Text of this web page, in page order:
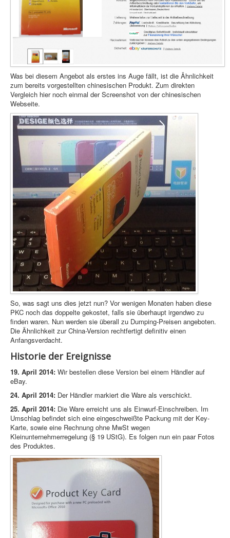
Was bei diesem Angebot als erstes ins Auge fällt, ist die Ähnlichkeit
zum bereits vorgestellten chinesischen Produkt. Zum direkten
Vergleich hier noch einmal der Screenshot von der chinesischen
Webseite.
So, was sagt uns dies jetzt nun? Vor wenigen Monaten haben diese
PKC noch das doppelte gekostet, falls sie überhaupt irgendwo zu
finden waren. Nun werden sie überall zu Dumping-Preisen angeboten.
Die Ähnlichkeit zur China-Version rechtfertigt definitiv einen
Anfangsverdacht.
Historie der Ereignisse
19. April 2014: Wir bestellen diese Version bei einem Händler auf
eBay.
24. April 2014: Der Händler markiert die Ware als verschickt.
25. April 2014: Die Ware erreicht uns als Einwurf-Einschreiben. Im
Umschlag befindet sich eine eingeschweißte Packung mit der Key-
Karte, sowie eine Rechnung ohne MwSt wegen
Kleinunternehmerregelung (§ 19 UStG). Es folgen nun ein paar Fotos
des Produktes.